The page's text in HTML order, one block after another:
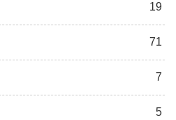
19
71
7
5